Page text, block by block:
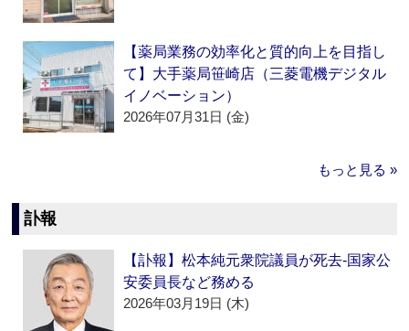
【薬局業務の効率化と質的向上を目指し
て】大手薬局笹崎店（三菱電機デジタル
イノベーション）
2026年07月31日 (金)
もっと見る »
訃報
【訃報】松本純元衆院議員が死去‐国家公
安委員長など務める
2026年03月19日 (木)